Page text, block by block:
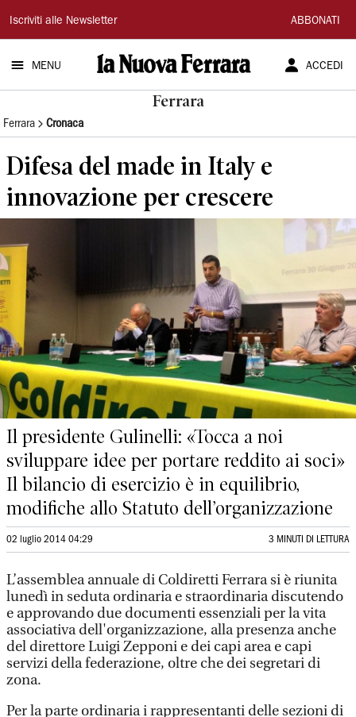
La
Nuova
Ferrara
Iscriviti alle Newsletter ABBONATI
MENU ACCEDI
Ferrara
Ferrara Cronaca
Difesa del made in Italy e
innovazione per crescere
Il presidente Gulinelli: «Tocca a noi
sviluppare idee per portare reddito ai soci»
Il bilancio di esercizio è in equilibrio,
modifiche allo Statuto dell’organizzazione
02 luglio 2014 04:29 3 MINUTI DI LETTURA
L’assemblea annuale di Coldiretti Ferrara si è riunita
lunedì in seduta ordinaria e straordinaria discutendo
e approvando due documenti essenziali per la vita
associativa dell'organizzazione, alla presenza anche
del direttore Luigi Zepponi e dei capi area e capi
servizi della federazione, oltre che dei segretari di
zona.
Per la parte ordinaria i rappresentanti delle sezioni di